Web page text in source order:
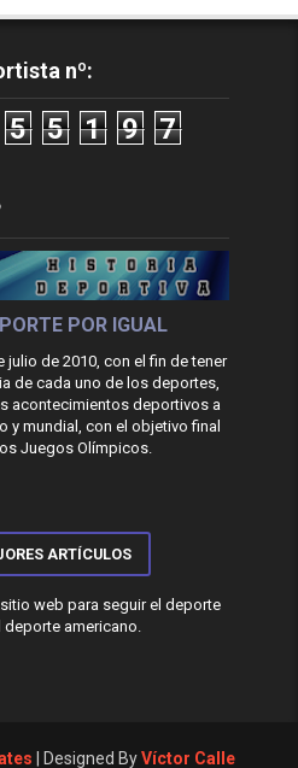
nº:
5 5 1 9 7
POR IGUAL
julio de 2010, con el fin de tener
de cada uno de los deportes,
acontecimientos deportivos a
y mundial, con el objetivo final
Juegos Olímpicos.
ARTÍCULOS
web para seguir el deporte
americano.
| Designed ByVíctor Calle